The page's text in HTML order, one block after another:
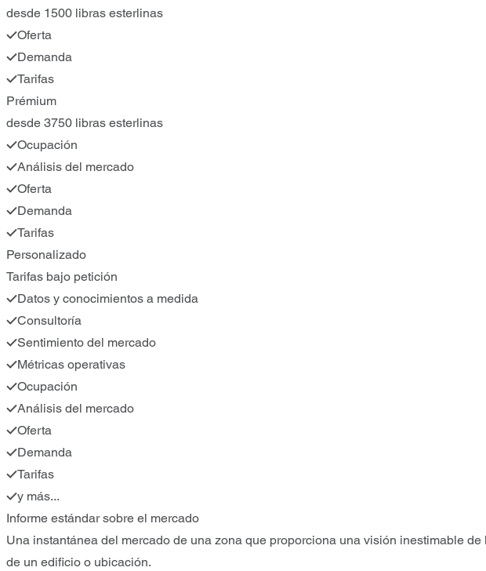
desde 1500 libras esterlinas
Oferta
Demanda
Tarifas
Prémium
desde 3750 libras esterlinas
Ocupación
Análisis del mercado
Oferta
Demanda
Tarifas
Personalizado
Tarifas bajo petición
Datos y conocimientos a medida
Consultoría
Sentimiento del mercado
Métricas operativas
Ocupación
Análisis del mercado
Oferta
Demanda
Tarifas
y más...
Informe estándar sobre el mercado
Una instantánea del mercado de una zona que proporciona una visión inestimable
de un edificio o ubicación.